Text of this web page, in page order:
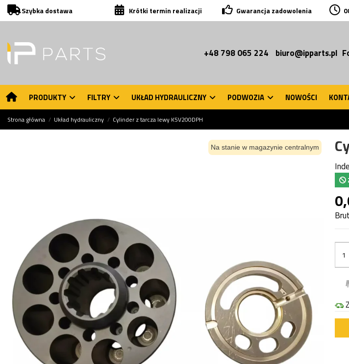
Szybka dostawa Krótki termin realizacji Gwarancja zadowolenia
+48 798 065 224 biuro@ipparts.pl
PRODUKTY FILTRY UKŁAD HYDRAULICZNY PODWOZIA NOWOŚCI
Strona główna Układ hydrauliczny Cylinder z tarcza lewy K5V200DPH
Na stanie w magazynie centralnym